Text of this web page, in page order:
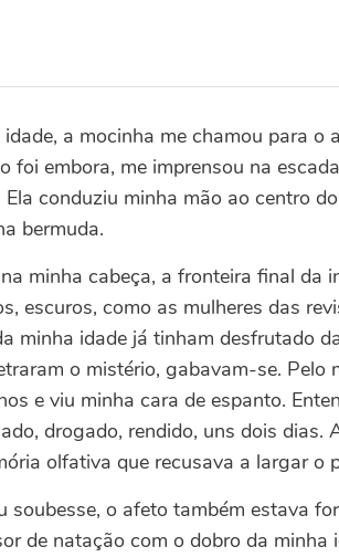
a mocinha me chamou para
foi embora, me imprensou na
Ela conduziu minha mão ao centro
bermuda.
minha cabeça, a fronteira final da
escuros, como as mulheres das
minha idade já tinham desfrutado
o mistério, gabavam-se.
e viu minha cara de espanto.
drogado, rendido, uns dois
olfativa que recusava a largar o
soubesse, o afeto também estava
de natação com o dobro da